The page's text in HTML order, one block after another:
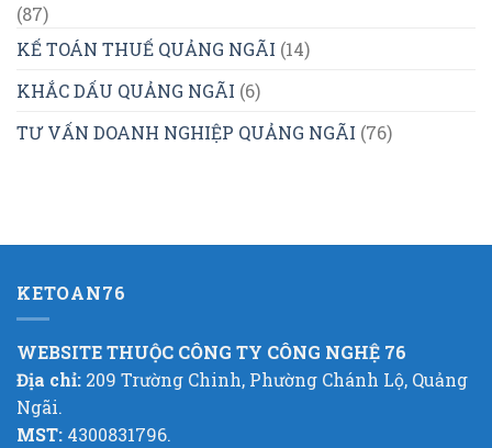
(87)
KẾ TOÁN THUẾ QUẢNG NGÃI (14)
KHẮC DẤU QUẢNG NGÃI (6)
TƯ VẤN DOANH NGHIỆP QUẢNG NGÃI (76)
KETOAN76
WEBSITE THUỘC CÔNG TY CÔNG NGHỆ 76
Địa chỉ: 209 Trường Chinh, Phường Chánh Lộ, Quảng
Ngãi.
MST: 4300831796.